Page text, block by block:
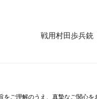
戦用村田歩兵銃
ご理解のうえ、真摯なご関心を